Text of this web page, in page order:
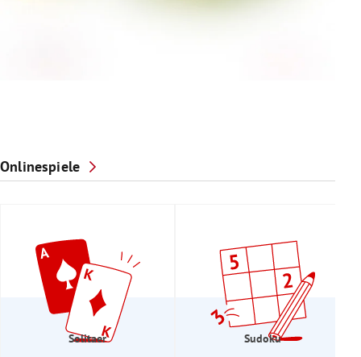
Onlinespiele
Solitaer Sudoku